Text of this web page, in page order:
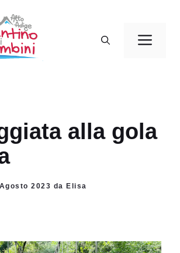
alla gola
2023 da Elisa